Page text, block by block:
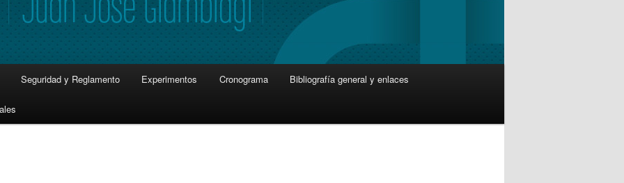
Seguridad y Reglamento Experimentos Cronograma Bibliografía general y enlaces